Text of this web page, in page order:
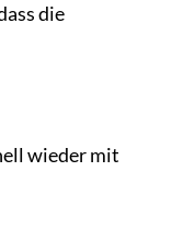
die
wieder mit